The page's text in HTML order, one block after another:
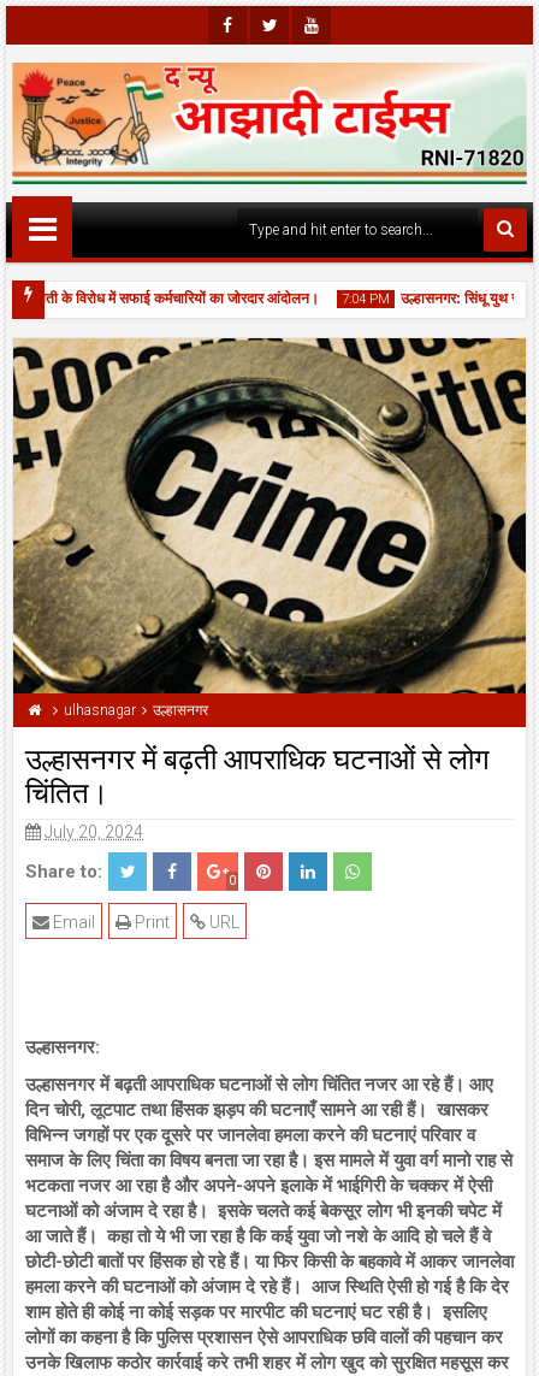
Faceb
Ook
Twitte
R
Youtu
Be
के विरोध में सफाई कर्मचारियों का जोरदार आंदोलन। 7:04 PM
06 Aug
2026
उल्हासनगर: सिंधू युथ सर्कल —
सत्संग चौक पर JCB से नाला बना कर भरे गड्ढों की आपात मरम्मत, यातायात बहाल।
ulhasnagar उल्हासनगर
उल्हासनगर में बढ़ती आपराधिक घटनाओं से लोग
चिंतित।
July 20, 2024
Share to: 0
URL
Print
Email
उल्हासनगर:
उल्हासनगर में बढ़ती आपराधिक घटनाओं से लोग चिंतित नजर आ रहे हैं। आए
दिन चोरी, लूटपाट तथा हिंसक झड़प की घटनाएँ सामने आ रही हैं। खासकर
विभिन्न जगहों पर एक दूसरे पर जानलेवा हमला करने की घटनाएं परिवार व
समाज के लिए चिंता का विषय बनता जा रहा है। इस मामले में युवा वर्ग मानो राह से
भटकता नजर आ रहा है और अपने-अपने इलाके में भाईगिरी के चक्कर में ऐसी
घटनाओं को अंजाम दे रहा है। इसके चलते कई बेकसूर लोग भी इनकी चपेट में
आ जाते हैं। कहा तो ये भी जा रहा है कि कई युवा जो नशे के आदि हो चले हैं वे
छोटी-छोटी बातों पर हिंसक हो रहे हैं। या फिर किसी के बहकावे में आकर जानलेवा
हमला करने की घटनाओं को अंजाम दे रहे हैं। आज स्थिति ऐसी हो गई है कि देर
शाम होते ही कोई ना कोई सड़क पर मारपीट की घटनाएं घट रही है। इसलिए
लोगों का कहना है कि पुलिस प्रशासन ऐसे आपराधिक छवि वालों की पहचान कर
उनके खिलाफ कठोर कार्रवाई करे तभी शहर में लोग खुद को सुरक्षित महसूस कर